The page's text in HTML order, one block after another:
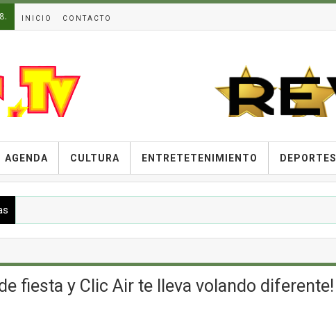
INICIO CONTACTO
AGENDA CULTURA ENTRETETENIMIENTO DEPORTES
fiesta y Clic Air te lleva volando diferente!